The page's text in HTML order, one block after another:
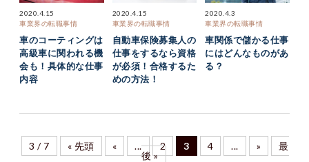
2020.4.15
車業界の転職事情
車のコーティングは
高級車に関われる機
会も！具体的な仕事
内容
2020.4.15
車業界の転職事情
自動車保険募集人の
仕事をするなら資格
が必須！合格するた
めの方法！
2020.4.3
車業界の転職事情
車関係で儲かる仕事
にはどんなものがあ
る？
3 / 7 « 先頭 « ... 2 3 4 ... »
最
後 »